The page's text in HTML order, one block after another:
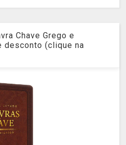
Chave Grego e
desconto (clique na